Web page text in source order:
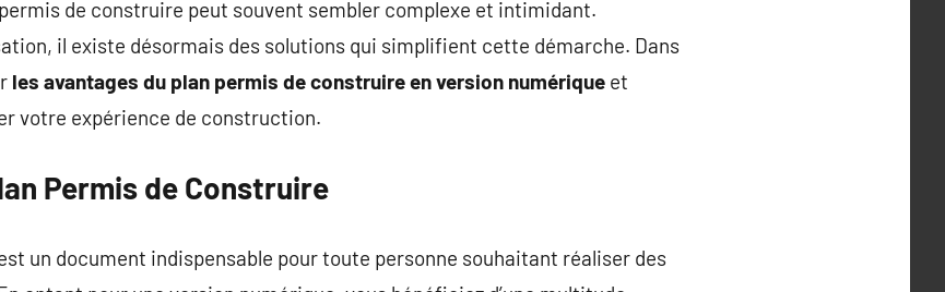
permis de construire peut souvent sembler complexe et intimidant.
il existe désormais des solutions qui simplifient cette démarche. Dans
les avantages du plan permis de construire en version numérique et
votre expérience de construction.
Permis de Construire
un document indispensable pour toute personne souhaitant réaliser des